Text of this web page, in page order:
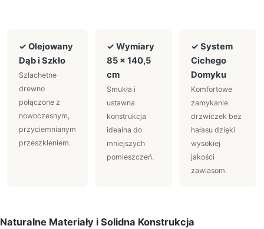
✓ Olejowany
Dąb i Szkło
Szlachetne
drewno
połączone z
nowoczesnym,
przyciemnianym
przeszkleniem.
✓ Wymiary
85 × 140,5
cm
Smukła i
ustawna
konstrukcja
idealna do
mniejszych
pomieszczeń.
✓ System
Cichego
Domyku
Komfortowe
zamykanie
drzwiczek bez
hałasu dzięki
wysokiej
jakości
zawiasom.
Naturalne Materiały i Solidna Konstrukcja